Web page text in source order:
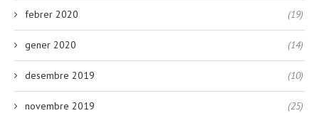
febrer 2020 (19)
gener 2020 (14)
desembre 2019 (10)
novembre 2019 (25)